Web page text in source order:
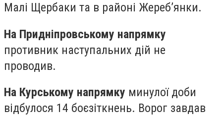
Малі Щербаки та в районі Жереб’янки.
На Придніпровському напрямку
противник наступальних дій не
проводив.
На Курському напрямку минулої доби
відбулося 14 боєзіткнень. Ворог завдав